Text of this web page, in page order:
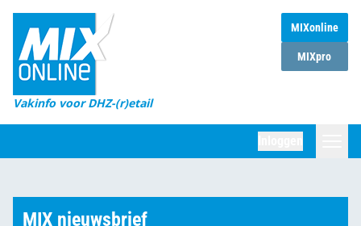
MIXonline
MIXpro
Vakinfo voor DHZ-(r)etail
Home
Magazines
DHZ Sessie
Marktcijfers
MIX nieuwsbrief